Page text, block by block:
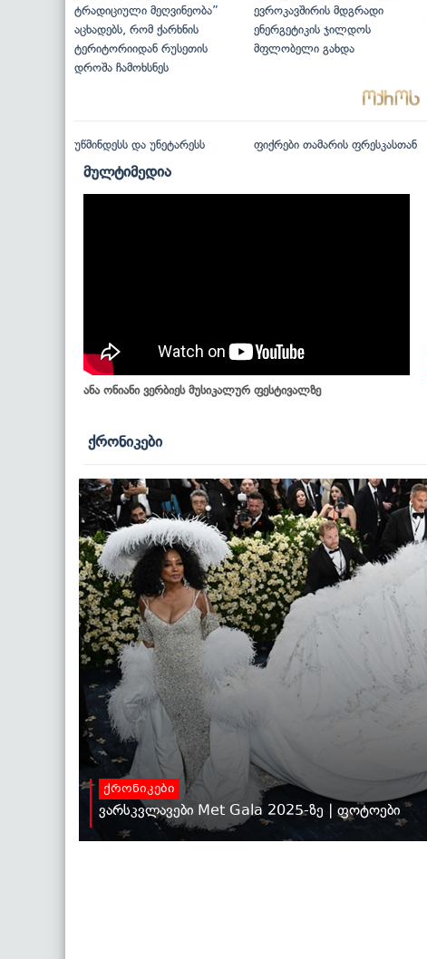
ტრადიციული მეღვინეობა”
აცხადებს, რომ ქარხნის
ტერიტორიიდან რუსეთის
დროშა ჩამოხსნეს
ევროკავშირის მდგრადი
ენერგეტიკის ჯილდოს
მფლობელი გახდა
უწმინდესს და უნეტარესს ფიქრები თამარის ფრესკასთან
მულტიმედია
ანა ონიანი ვერბიეს მუსიკალურ ფესტივალზე
ქრონიკები
ქრონიკები
ვარსკვლავები Met Gala 2025-ზე | ფოტოები